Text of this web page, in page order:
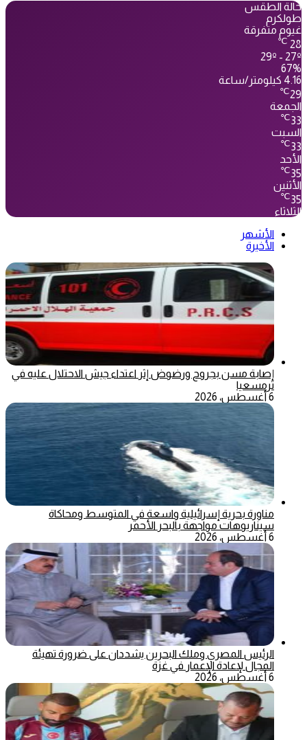
حالة الطقس
طولكرم
غيوم متفرقة
28
℃
29º - 27º
67%
4.16 كيلومتر/ساعة
29
℃
الجمعة
33
℃
السبت
33
℃
الأحد
35
℃
الأثنين
35
℃
الثلاثاء
الأشهر
الأخيرة
إصابة مسن بجروح ورضوض إثر اعتداء جيش الاحتلال عليه في
ترمسعيا
6 أغسطس، 2026
مناورة بحرية إسرائيلية واسعة في المتوسط ومحاكاة
سيناريوهات مواجهة بالبحر الأحمر
6 أغسطس، 2026
الرئيس المصري وملك البحرين يشددان على ضرورة تهيئة
المجال لإعادة الإعمار في غزة
6 أغسطس، 2026